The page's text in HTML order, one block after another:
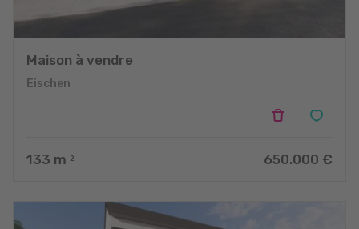
Maison à vendre
Eischen
133 m 2 650.000 €